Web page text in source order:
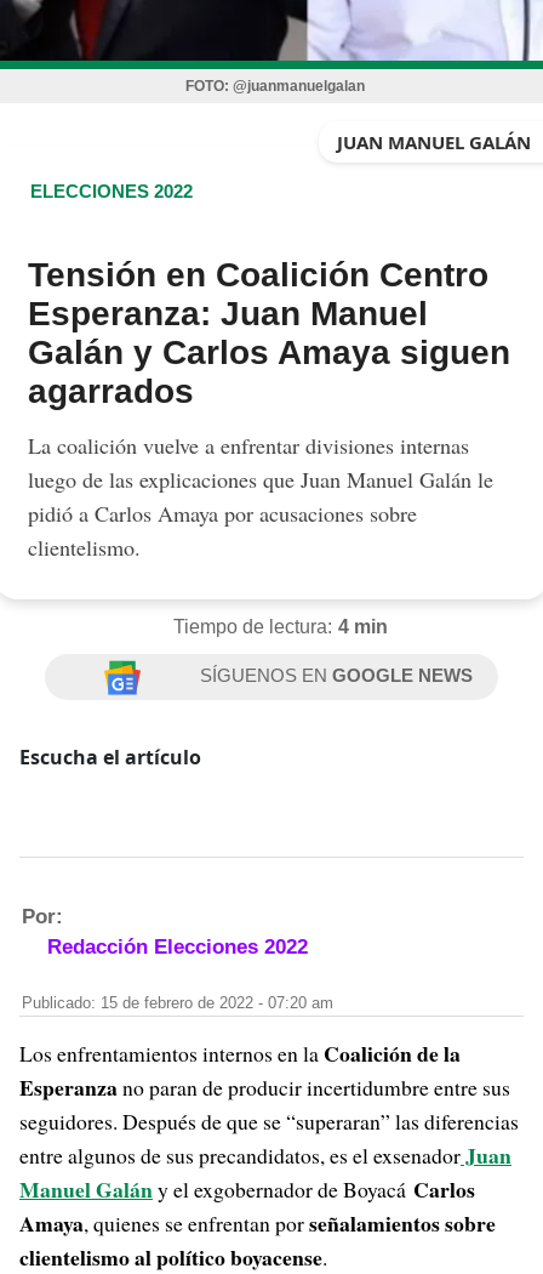
FOTO: @juanmanuelgalan
JUAN MANUEL GALÁN
ELECCIONES 2022
Tensión en Coalición Centro
Esperanza: Juan Manuel
Galán y Carlos Amaya siguen
agarrados
La coalición vuelve a enfrentar divisiones internas
luego de las explicaciones que Juan Manuel Galán le
pidió a Carlos Amaya por acusaciones sobre
clientelismo.
Tiempo de lectura: 4 min
SÍGUENOS ENGOOGLE NEWS
Escucha el artículo
Por:
Redacción Elecciones 2022
Publicado: 15 de febrero de 2022 - 07:20 am
Los enfrentamientos internos en la Coalición de la
Esperanzano paran de producir incertidumbre entre sus
seguidores. Después de que se “superaran” las diferencias
entre algunos de sus precandidatos, es el exsenadorJuan
Manuel Galány el exgobernador de Boyacá Carlos
Amaya, quienes se enfrentan porseñalamientos sobre
clientelismo al político boyacense.